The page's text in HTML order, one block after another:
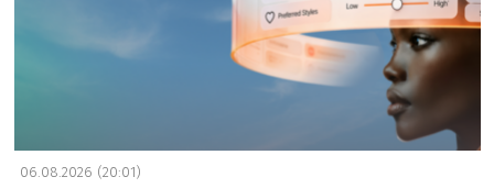
06.08.2026 (20:01)